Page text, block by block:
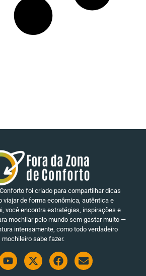
foi criado para compartilhar dicas
viajar de forma econômica, autêntica e
você encontra estratégias, inspirações e
mochilar pelo mundo sem gastar muito —
intensamente, como todo verdadeiro
mochileiro sabe fazer.